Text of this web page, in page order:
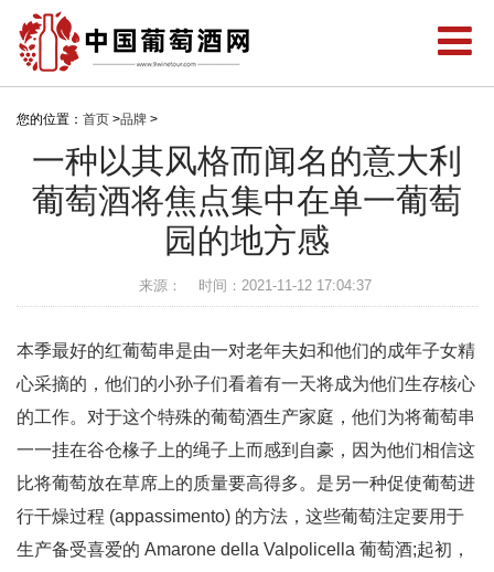
您的位置： 首页 >品牌 >
一种以其风格而闻名的意大利
葡萄酒将焦点集中在单一葡萄
园的地方感
来源： 时间：2021-11-12 17:04:37
本季最好的红葡萄串是由一对老年夫妇和他们的成年子女精
心采摘的，他们的小孙子们看着有一天将成为他们生存核心
的工作。对于这个特殊的葡萄酒生产家庭，他们为将葡萄串
一一挂在谷仓椽子上的绳子上而感到自豪，因为他们相信这
比将葡萄放在草席上的质量要高得多。是另一种促使葡萄进
行干燥过程 (appassimento) 的方法，这些葡萄注定要用于
生产备受喜爱的 Amarone della Valpolicella 葡萄酒;起初，